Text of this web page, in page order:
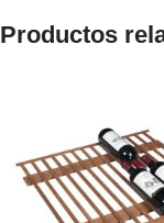
Productos